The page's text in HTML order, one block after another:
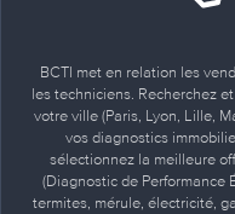
BCTI met en relation les
les techniciens. Recherchez
votre ville (Paris, Lyon, Lille,
vos diagnostics
sélectionnez la meilleure
(Diagnostic de Performance
termites, mérule, électricité,